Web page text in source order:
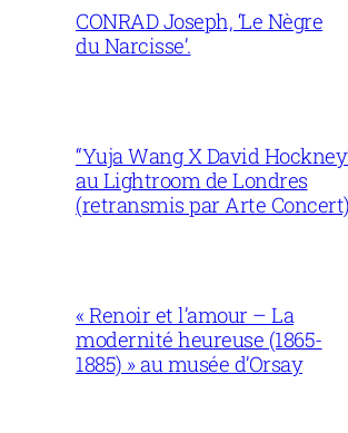
CONRAD Joseph, ‘Le Nègre
du Narcisse’.
“Yuja Wang X David
au Lightroom de Londres
(retransmis par Arte Concert)
« Renoir et l’amour – La
modernité heureuse (1865-
1885) » au musée d’Orsay